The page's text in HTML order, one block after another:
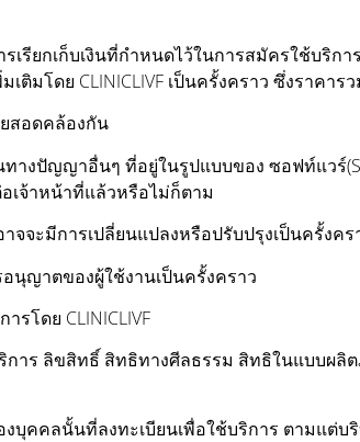
ยกเก็บเงินที่กำหนดไว้ในการสมัครใช้บริการ
ติมโดย CLINICLIVF เป็นครั้งคราว ซึ่งราคา
สอดคล้องกัน
งปัญญาอื่นๆ ที่อยู่ในรูปแบบของ ซอฟท์แวร์
เจ้าหน้าที่แล้วหรือไม่ก็ตาม
ะมีการเปลี่ยนแปลงหรือปรับปรุงเป็นครั้งครา
นุญาตของผู้ใช้งานเป็นครั้งคราว
รโดย CLINICLIVF
การ ลิขสิทธิ์ สิทธิทางศีลธรรม สิทธิในแบบ
บุคคลนั้นที่ลงทะเบียนเพื่อใช้บริการ ตามแต่บ